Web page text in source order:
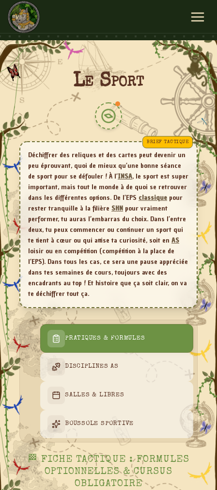
Le Sport
BRIEF TACTIQUE
Déchiffrer des reliques et des cartes peut devenir un
peu éprouvant, quoi de mieux qu’une bonne séance
de sport pour se défouler ! À l’INSA, le sport est super
important, mais tout le monde à de quoi se retrouver
dans les différentes options. De l’EPS classique pour
rester tranquille à la filière SHN pour vraiment
performer, tu auras l’embarras du choix. Dans l’entre
deux, tu peux commencer ou continuer un sport qui
te tient à cœur ou qui attise ta curiosité, soit en AS
loisir ou en compétition (compétition à la place de
l’EPS). Dans tous les cas, ce sera une pause appréciée
dans tes semaines de cours, toujours avec des
encadrants au top ! Et histoire que ça soit clair, on va
te déchiffrer tout ça.
PRATIQUES & FORMULES
DISCIPLINES AS
SALLES & LIBRES
BOUSSOLE SPORTIVE
🏁 FICHE TACTIQUE : FORMULES
OPTIONNELLES & CURSUS
OBLIGATOIRE